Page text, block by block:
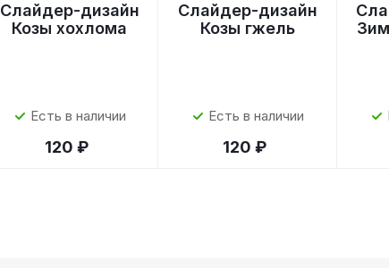
Слайдер-дизайн
Козы хохлома
Есть в наличии
120 ₽
Слайдер-дизайн
Козы гжель
Есть в наличии
120 ₽